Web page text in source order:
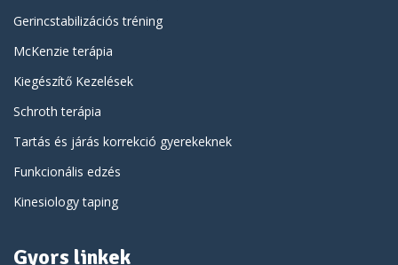
Gerincstabilizációs tréning
McKenzie terápia
Kiegészítő Kezelések
Schroth terápia
Tartás és járás korrekció gyerekeknek
Funkcionális edzés
Kinesiology taping
Gyors linkek